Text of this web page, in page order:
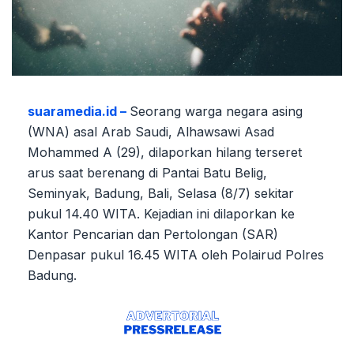
suaramedia.id – Seorang warga negara asing
(WNA) asal Arab Saudi, Alhawsawi Asad
Mohammed A (29), dilaporkan hilang terseret
arus saat berenang di Pantai Batu Belig,
Seminyak, Badung, Bali, Selasa (8/7) sekitar
pukul 14.40 WITA. Kejadian ini dilaporkan ke
Kantor Pencarian dan Pertolongan (SAR)
Denpasar pukul 16.45 WITA oleh Polairud Polres
Badung.